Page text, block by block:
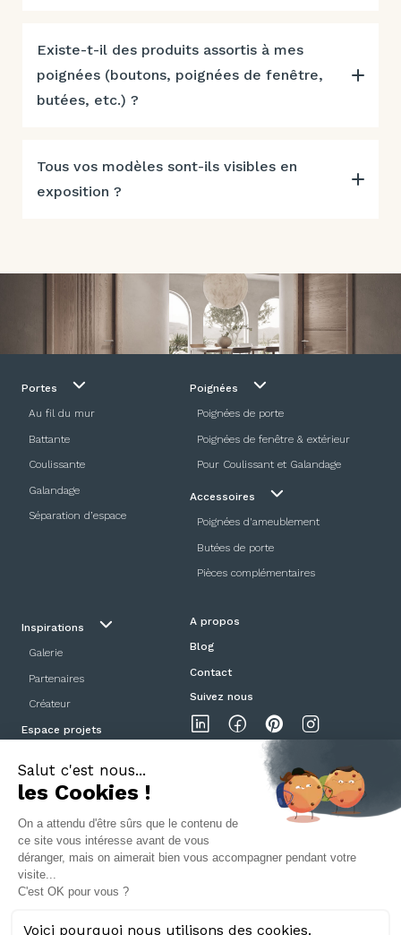
Existe-t-il des produits assortis à mes
poignées (boutons, poignées de fenêtre,
butées, etc.) ?
Tous vos modèles sont-ils visibles en
exposition ?
Portes
Au fil du mur
Battante
Coulissante
Galandage
Séparation d’espace
Poignées
Poignées de porte
Poignées de fenêtre & extérieur
Pour Coulissant et Galandage
Accessoires
Poignées d'ameublement
Butées de porte
Pièces complémentaires
Inspirations
Galerie
Partenaires
Créateur
Espace projets
A propos
Blog
Contact
Suivez nous
Mentions légalesPolitique de confidentialitéCGV